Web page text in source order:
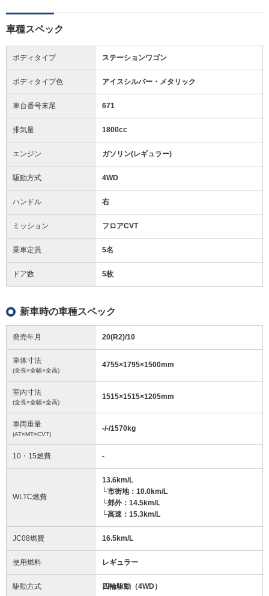
車種スペック
ボディタイプ ステーションワゴン
ボディタイプ色 アイスシルバー・メタリック
車台番号末尾 671
排気量 1800cc
エンジン ガソリン(レギュラー)
駆動方式 4WD
ハンドル 右
ミッション フロアCVT
乗車定員 5名
ドア数 5枚
新車時の車種スペック
発売年月 20(R2)/10
車体寸法
(全長×全幅×全高)
4755×1795×1500mm
室内寸法
(全長×全幅×全高)
1515×1515×1205mm
車両重量
(AT×MT×CVT)
-/-/1570kg
10・15燃費 -
WLTC燃費
13.6km/L
└市街地：10.0km/L
└郊外：14.5km/L
└高速：15.3km/L
JC08燃費 16.5km/L
使用燃料 レギュラー
駆動方式 四輪駆動（4WD）